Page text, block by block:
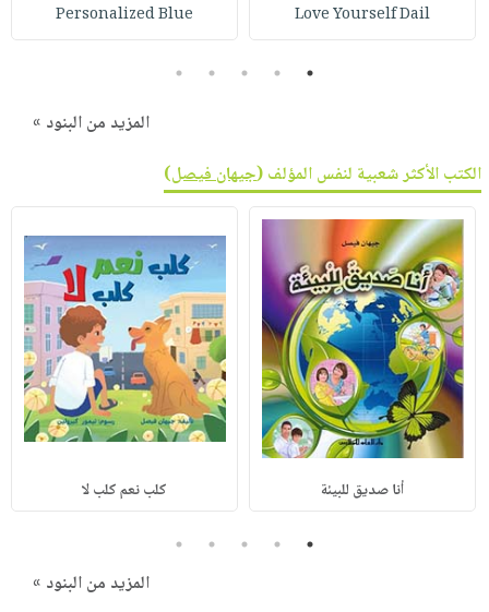
Love Yourself Dail
Personalized Blue
1
2
3
4
5
المزيد من البنود »
الكتب الأكثر شعبية لنفس المؤلف (جيهان فيصل)
أنا صديق للبيئة كلب نعم كلب لا
1
2
3
4
5
المزيد من البنود »